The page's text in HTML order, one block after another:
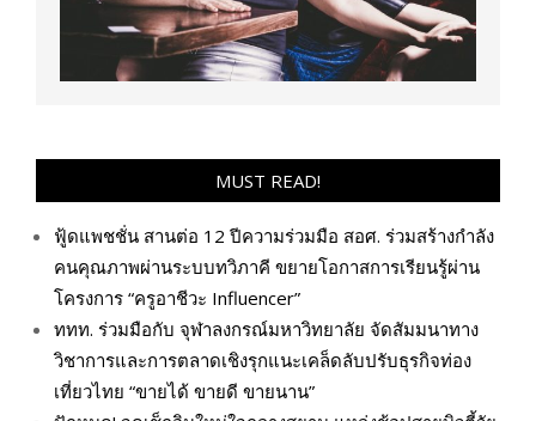
MUST READ!
ฟู้ดแพชชั่น สานต่อ 12 ปีความร่วมมือ สอศ. ร่วมสร้างกำลัง
คนคุณภาพผ่านระบบทวิภาคี ขยายโอกาสการเรียนรู้ผ่าน
โครงการ “ครูอาชีวะ Influencer”
ททท. ร่วมมือกับ จุฬาลงกรณ์มหาวิทยาลัย จัดสัมมนาทาง
วิชาการและการตลาดเชิงรุกแนะเคล็ดลับปรับธุรกิจท่อง
เที่ยวไทย “ขายได้ ขายดี ขายนาน”